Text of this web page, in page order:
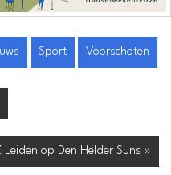
Sport Voorschoten
op Den Helder Suns »